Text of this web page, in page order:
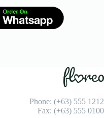
Phone: (+63) 555 1212
Fax: (+63) 555 0100